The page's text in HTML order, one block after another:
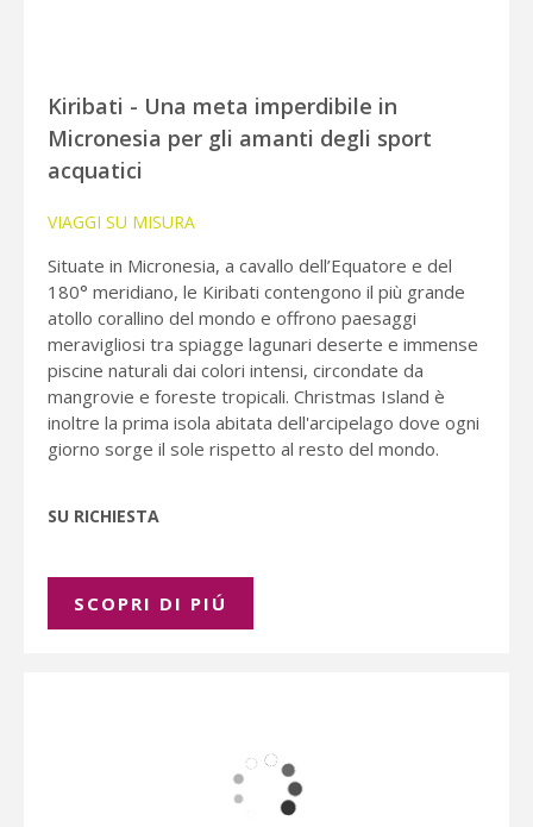
Kiribati - Una meta imperdibile in
Micronesia per gli amanti degli sport
acquatici
VIAGGI SU MISURA
Situate in Micronesia, a cavallo dell’Equatore e del
180° meridiano, le Kiribati contengono il più grande
atollo corallino del mondo e offrono paesaggi
meravigliosi tra spiagge lagunari deserte e immense
piscine naturali dai colori intensi, circondate da
mangrovie e foreste tropicali. Christmas Island è
inoltre la prima isola abitata dell'arcipelago dove ogni
giorno sorge il sole rispetto al resto del mondo.
SU RICHIESTA
SCOPRI DI PIÚ